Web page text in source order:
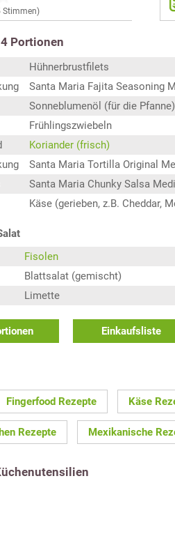
Stimmen)
4 Portionen
Hühnerbrustfilets
Santa Maria Fajita Seasoning
Sonneblumenöl (für die Pfanne)
Frühlingszwiebeln
Koriander (frisch)
Santa Maria Tortilla Original
Santa Maria Chunky Salsa
Käse (gerieben, z.B. Cheddar,
Fisolen
Blattsalat (gemischt)
Limette
Einkaufsliste
Fingerfood Rezepte Käse
Rezepte Mexikanische